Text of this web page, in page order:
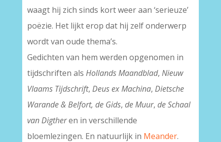
waagt hij zich sinds kort weer aan ‘serieuze’
poëzie. Het lijkt erop dat hij zelf onderwerp
wordt van oude thema’s.
Gedichten van hem werden opgenomen in
tijdschriften als Hollands Maandblad, Nieuw
Vlaams Tijdschrift, Deus ex Machina, Dietsche
Warande & Belfort, de Gids, de Muur, de Schaal
van Digtheren in verschillende
bloemlezingen. En natuurlijk in Meander.